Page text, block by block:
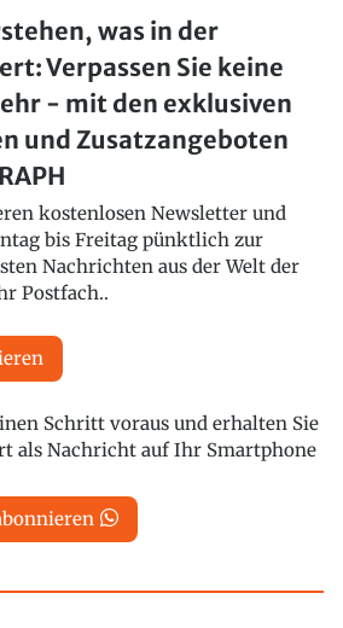
was in der
Verpassen Sie keine
- mit den exklusiven
und Zusatzangeboten
kostenlosen Newsletter und
bis Freitag pünktlich zur
Nachrichten aus der Welt der
Postfach..
Schritt voraus und erhalten Sie
als Nachricht auf Ihr Smartphone